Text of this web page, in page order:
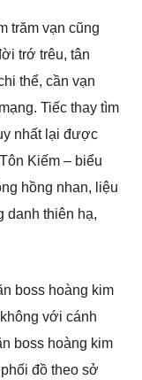
trăm vạn cũng
trớ trêu, tân
thể, cần vạn
Tiếc thay tìm
nhất lại được
Kiếm – biểu
hồng nhan, liệu
danh thiên hạ,
boss hoàng kim
với cánh
boss hoàng kim
đồ theo sở